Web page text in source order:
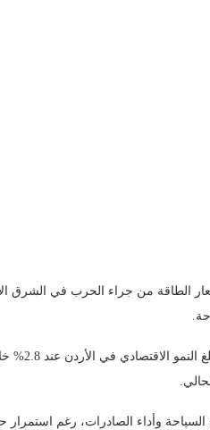
أسعار الطاقة من جراء الحرب في